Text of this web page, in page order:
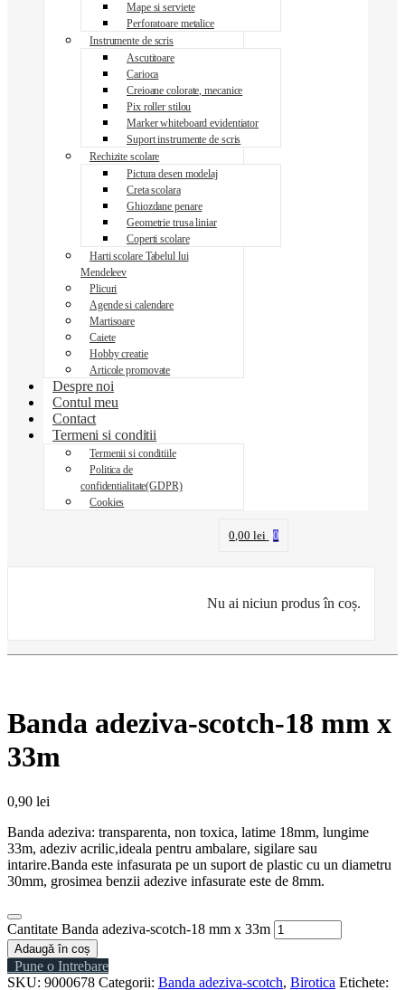
Mape si serviete
Perforatoare metalice
Instrumente de scris
Ascutitoare
Carioca
Creioane colorate, mecanice
Pix roller stilou
Marker whiteboard evidentiator
Suport instrumente de scris
Rechizite scolare
Pictura desen modelaj
Creta scolara
Ghiozdane penare
Geometrie trusa liniar
Coperti scolare
Harti scolare Tabelul lui
Mendeleev
Plicuri
Agende si calendare
Martisoare
Caiete
Hobby creatie
Articole promovate
Despre noi
Contul meu
Contact
Termeni si conditii
Termenii si conditiile
Politica de
confidentialitate(GDPR)
Cookies
0,00lei 0
Nu ai niciun produs în coș.
Banda adeziva-scotch-18 mm x
33m
0,90 lei
Banda adeziva: transparenta, non toxica, latime 18mm, lungime
33m, adeziv acrilic,ideala pentru ambalare, sigilare sau
intarire.Banda este infasurata pe un suport de plastic cu un diametru
30mm, grosimea benzii adezive infasurate este de 8mm.
Cantitate Banda adeziva-scotch-18 mm x 33m
Adaugă în coș
Pune o Intrebare
SKU: 9000678 Categorii: Banda adeziva-scotch, Birotica Etichete: